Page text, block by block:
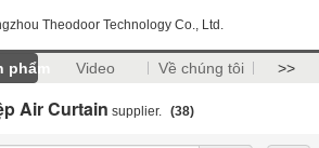
Theodoor Technology Co., Ltd.
phẩm Video Về chúng tôi >>
Air Curtain supplier. (38)